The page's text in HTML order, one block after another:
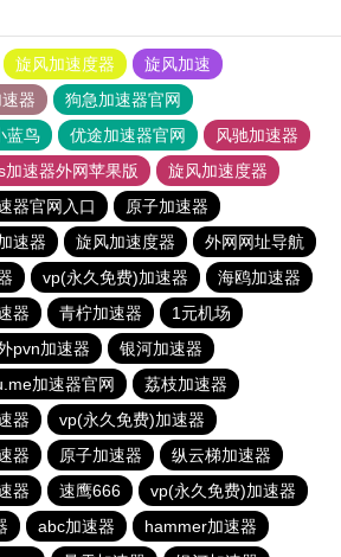
旋风加速度器
旋风加速
器
狗急加速器官网
蓝鸟 优途加速器官网
风驰加速器
加速器外网苹果版
旋风加速度器
器官网入口
原子加速器
速器 旋风加速度器
外网网址导航
vp(永久免费)加速器
海鸥加速器
器 青柠加速器
1元机场
pvn加速器
银河加速器
加速器官网
荔枝加速器
器
vp(永久免费)加速器
器 原子加速器
纵云梯加速器
器 速鹰666
vp(永久免费)加速器
abc加速器
hammer加速器